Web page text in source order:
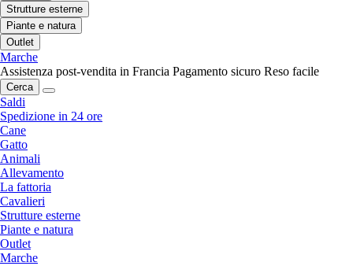
Strutture esterne
Piante e natura
Outlet
Marche
Assistenza post-vendita in Francia Pagamento sicuro Reso facile
Cerca
Saldi
Spedizione in 24 ore
Cane
Gatto
Animali
Allevamento
La fattoria
Cavalieri
Strutture esterne
Piante e natura
Outlet
Marche